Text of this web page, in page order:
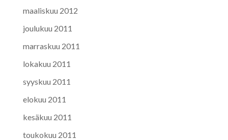
maaliskuu 2012
joulukuu 2011
marraskuu 2011
lokakuu 2011
syyskuu 2011
elokuu 2011
kesäkuu 2011
toukokuu 2011